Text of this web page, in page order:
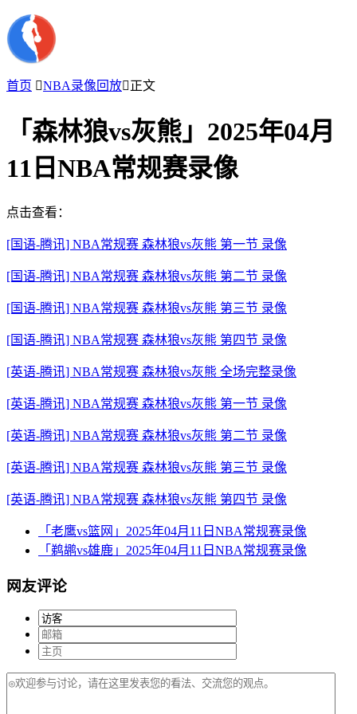
首页 NBA录像回放正文
「森林狼vs灰熊」2025年04月
11日NBA常规赛录像
点击查看：
[国语-腾讯] NBA常规赛 森林狼vs灰熊 第一节 录像
[国语-腾讯] NBA常规赛 森林狼vs灰熊 第二节 录像
[国语-腾讯] NBA常规赛 森林狼vs灰熊 第三节 录像
[国语-腾讯] NBA常规赛 森林狼vs灰熊 第四节 录像
[英语-腾讯] NBA常规赛 森林狼vs灰熊 全场完整录像
[英语-腾讯] NBA常规赛 森林狼vs灰熊 第一节 录像
[英语-腾讯] NBA常规赛 森林狼vs灰熊 第二节 录像
[英语-腾讯] NBA常规赛 森林狼vs灰熊 第三节 录像
[英语-腾讯] NBA常规赛 森林狼vs灰熊 第四节 录像
「老鹰vs篮网」2025年04月11日NBA常规赛录像
「鹈鹕vs雄鹿」2025年04月11日NBA常规赛录像
网友评论